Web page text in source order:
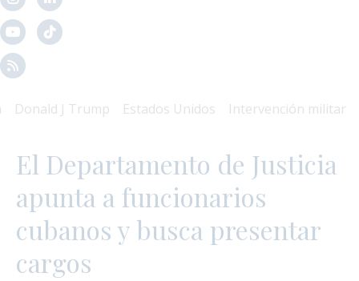
J Trump Estados Unidos Intervención militar Mal
El Departamento de Justicia
apunta a funcionarios
cubanos y busca presentar
cargos